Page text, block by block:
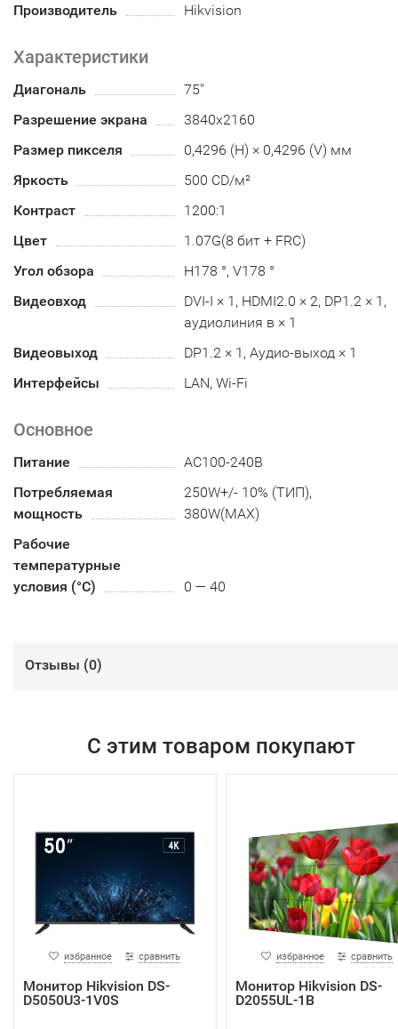
Производитель
Hikvision
Характеристики
Диагональ
75"
Разрешение экрана
3840х2160
Размер пикселя
0,4296 (H) × 0,4296 (V) мм
Яркость
500 CD/м²
Контраст
1200:1
Цвет
1.07G(8 бит + FRC)
Угол обзора
H178 °, V178 °
Видеовход
DVI-I × 1, HDMI2.0 × 2, DP1.2 × 1,
аудиолиния в × 1
Видеовыход
DP1.2 × 1, Аудио-выход × 1
Интерфейсы
LAN, Wi-Fi
Основное
Питание
AC100-240B
Потребляемая
мощность
250W+/- 10% (ТИП),
380W(MAX)
Рабочие
температурные
условия (°С)
0 — 40
Отзывы (0)
С этим товаром покупают
избранное сравнить
Монитор Hikvision DS-
D5050U3-1V0S
избранное сравнить
Монитор Hikvision DS-
D2055UL-1B